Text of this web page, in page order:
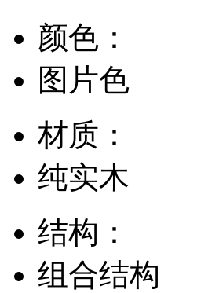
颜色：
图片色
材质：
纯实木
结构：
组合结构